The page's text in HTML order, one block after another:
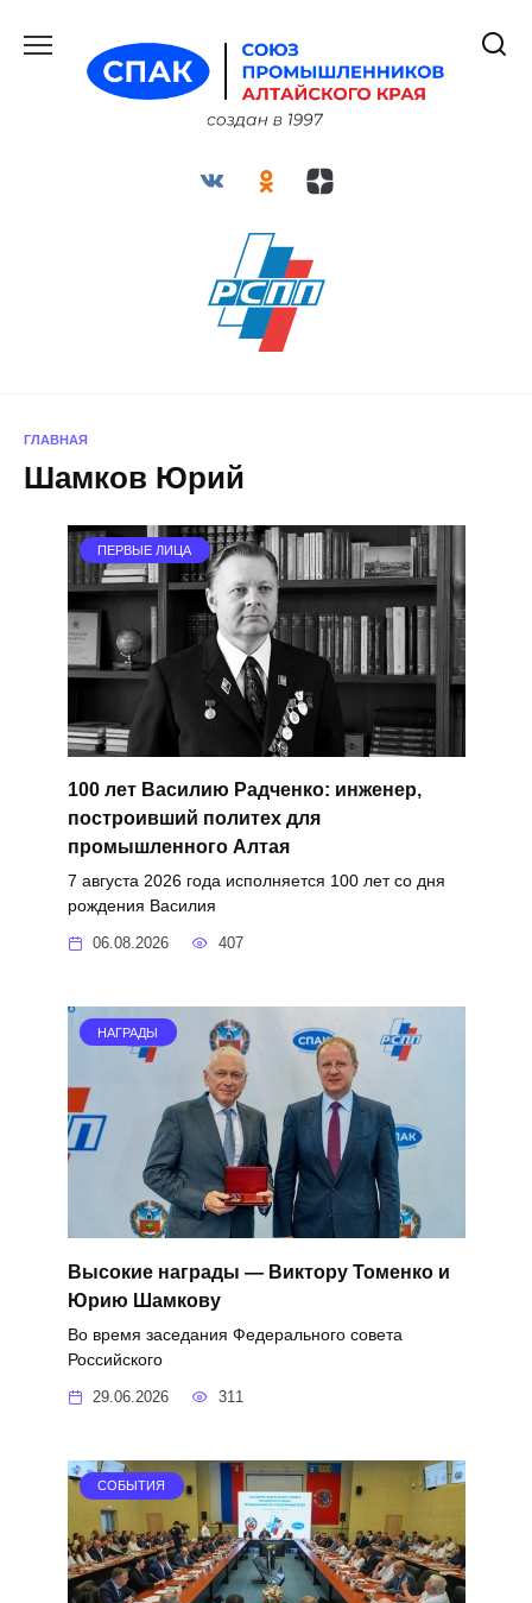
содержанию
ГЛАВНАЯ
Шамков Юрий
ПЕРВЫЕ ЛИЦА
100 лет Василию Радченко: инженер,
построивший политех для
промышленного Алтая
7 августа 2026 года исполняется 100 лет со дня
рождения Василия
06.08.2026 407
НАГРАДЫ
Высокие награды — Виктору Томенко и
Юрию Шамкову
Во время заседания Федерального совета
Российского
29.06.2026 311
СОБЫТИЯ